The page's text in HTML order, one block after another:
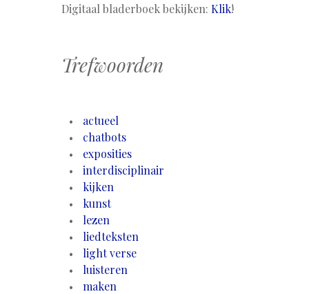
Digitaal bladerboek bekijken: Klik!
Trefwoorden
actueel
chatbots
exposities
interdisciplinair
kijken
kunst
lezen
liedteksten
light verse
luisteren
maken